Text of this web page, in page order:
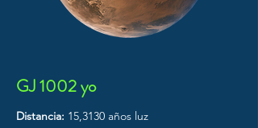
GJ 1002 yo
Distancia: 15,3130 años luz